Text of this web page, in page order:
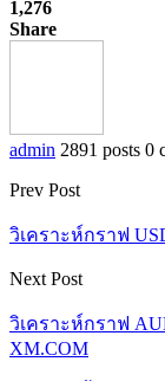
1,276
Share
admin 2891 posts 0
Prev Post
วิเคราะห์กราฟ
Next Post
วิเคราะห์กราฟ
XM.COM